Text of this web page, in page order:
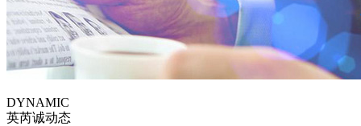
DYNAMIC
英芮诚动态